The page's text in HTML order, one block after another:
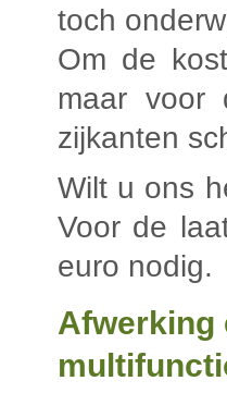
toch
Om de
maar voor
zijkanten
Wilt u ons
Voor de
euro nodig.
Afwerking